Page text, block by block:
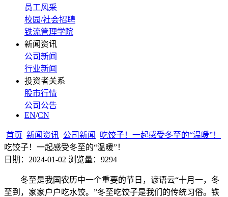
员工风采
校园/社会招聘
铁流管理学院
新闻资讯
公司新闻
行业新闻
投资者关系
股市行情
公司公告
EN/CN
首页 新闻资讯 公司新闻
吃饺子！一起感受冬至的“温暖”！
吃饺子！一起感受冬至的“温暖”！
日期：2024-01-02 浏览量：9294
冬至是我国农历中一个重要的节日，谚语云“十月一，冬
至到，家家户户吃水饺。”冬至吃饺子是我们的传统习俗。铁